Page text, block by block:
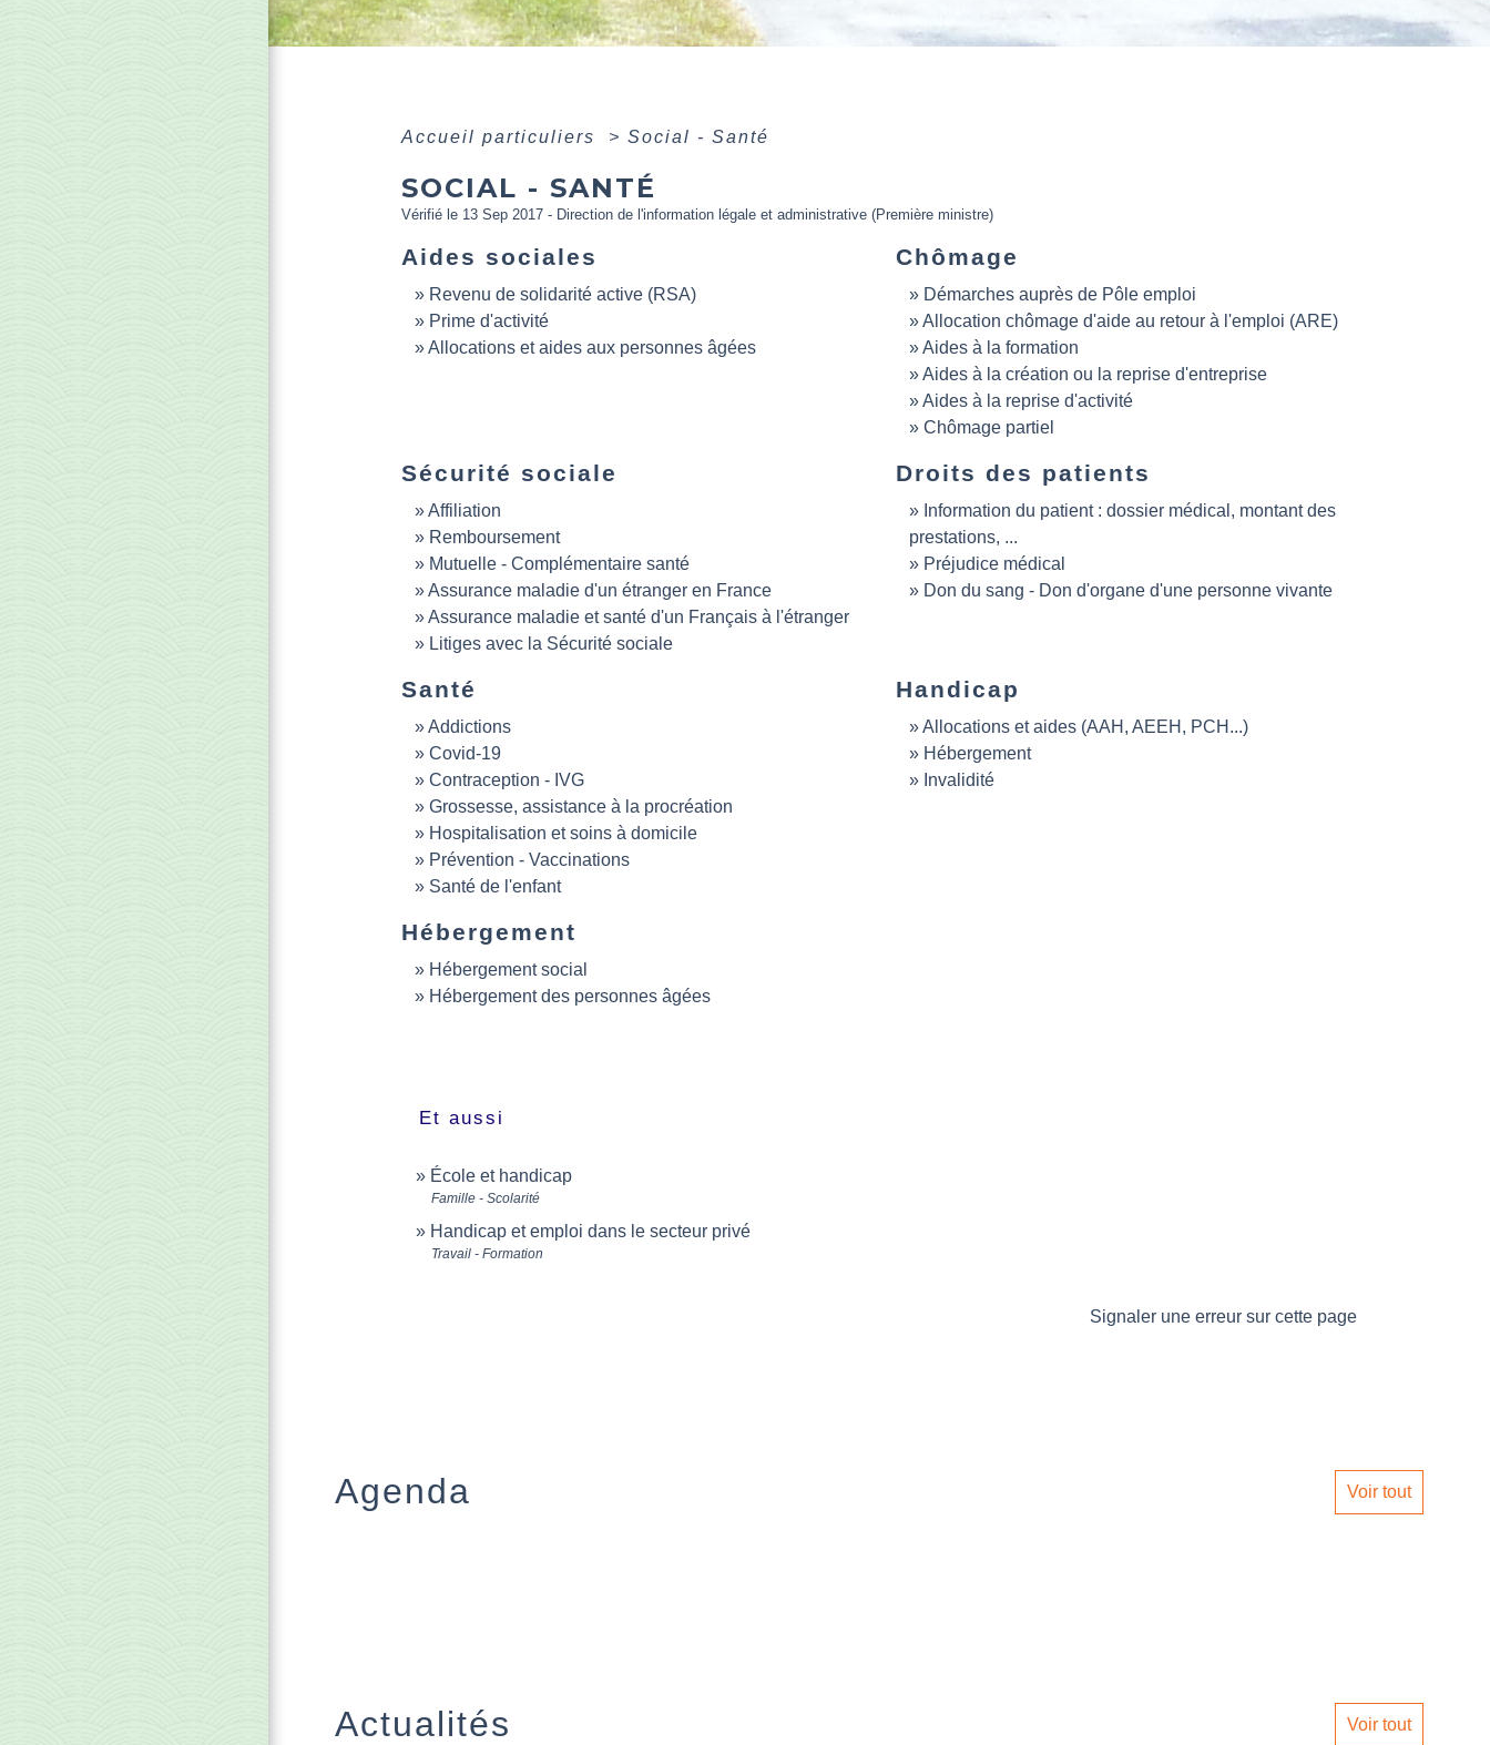
Accueil particuliers > Social - Santé
SOCIAL - SANTÉ
Vérifié le 13 Sep 2017 - Direction de l'information légale et administrative (Première ministre)
Aides sociales
Revenu de solidarité active (RSA)
Prime d'activité
Allocations et aides aux personnes âgées
Chômage
Démarches auprès de Pôle emploi
Allocation chômage d'aide au retour à l'emploi (ARE)
Aides à la formation
Aides à la création ou la reprise d'entreprise
Aides à la reprise d'activité
Chômage partiel
Sécurité sociale
Affiliation
Remboursement
Mutuelle - Complémentaire santé
Assurance maladie d'un étranger en France
Assurance maladie et santé d'un Français à l'étranger
Litiges avec la Sécurité sociale
Droits des patients
Information du patient : dossier médical, montant des
prestations, ...
Préjudice médical
Don du sang - Don d'organe d'une personne vivante
Santé
Addictions
Covid-19
Contraception - IVG
Grossesse, assistance à la procréation
Hospitalisation et soins à domicile
Prévention - Vaccinations
Santé de l'enfant
Handicap
Allocations et aides (AAH, AEEH, PCH...)
Hébergement
Invalidité
Hébergement
Hébergement social
Hébergement des personnes âgées
Et aussi
École et handicap
Famille - Scolarité
Handicap et emploi dans le secteur privé
Travail - Formation
Signaler une erreur sur cette page
Agenda Voir tout
Actualités Voir tout